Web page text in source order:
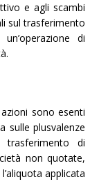
e agli scambi
sul trasferimento
di
sono esenti
sulle plusvalenze
di
non quotate,
applicata